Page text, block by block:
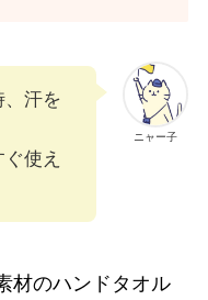
ニャー子
、汗を
使え
材のハンドタオル